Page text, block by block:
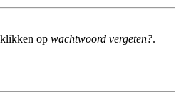
op wachtwoord vergeten?.